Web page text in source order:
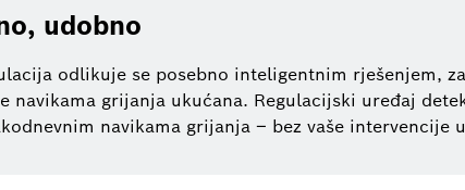
udobno
odlikuje se posebno inteligentnim rješenjem,
navikama grijanja ukućana. Regulacijski uređaj
navikama grijanja – bez vaše intervencije